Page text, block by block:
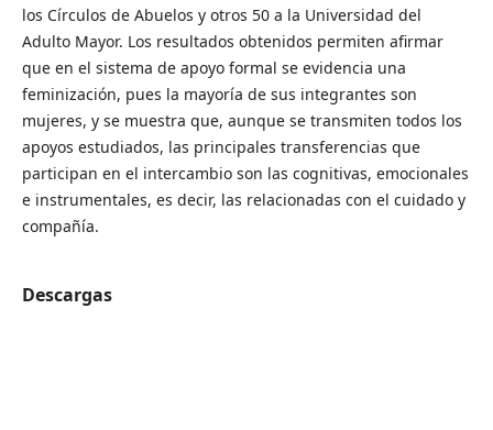
los Círculos de Abuelos y otros 50 a la Universidad del
Adulto Mayor. Los resultados obtenidos permiten afirmar
que en el sistema de apoyo formal se evidencia una
feminización, pues la mayoría de sus integrantes son
mujeres, y se muestra que, aunque se transmiten todos los
apoyos estudiados, las principales transferencias que
participan en el intercambio son las cognitivas, emocionales
e instrumentales, es decir, las relacionadas con el cuidado y
compañía.
Descargas